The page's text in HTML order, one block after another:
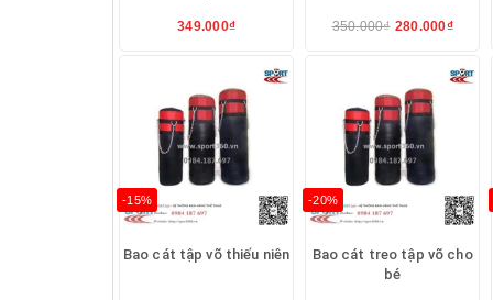
349.000₫ 350.000₫ 280.000₫
-15%
Bao cát tập võ thiếu niên
-20%
Bao cát treo tập võ cho
bé